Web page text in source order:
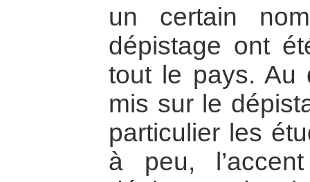
un certain
dépistage ont
tout le pays. Au
mis sur le
particulier les
à peu,